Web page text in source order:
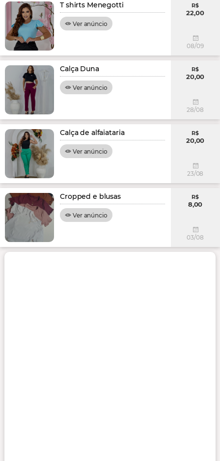
T shirts Menegotti
Ver anúncio
R$
22,00
08/09
Calça Duna
Ver anúncio
R$
20,00
28/08
Calça de alfaiataria
Ver anúncio
R$
20,00
23/08
Cropped e blusas
Ver anúncio
R$
8,00
03/08